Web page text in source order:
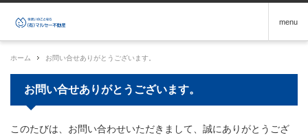
menu
ホーム お問い合せありがとうございます。
お問い合せありがとうございます。
このたびは、お問い合わせいただきまして、誠にありがとうござ